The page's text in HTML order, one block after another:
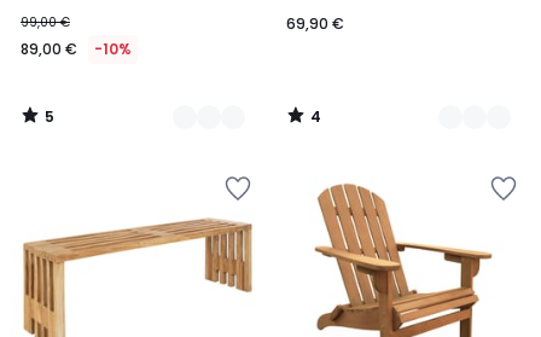
99,00 €
89,00 € -10%
5
/
69,90 €
4
/